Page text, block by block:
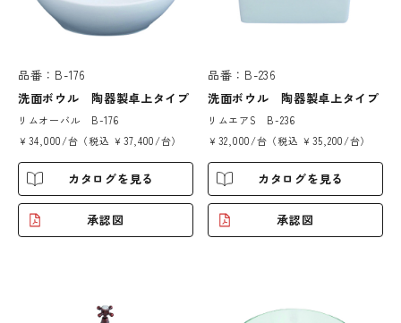
品番：B-176
洗面ボウル 陶器製卓上タイプ
リムオーバル B-176
￥34,000/台（税込 ￥37,400/台）
カタログを見る
承認図
品番：B-236
洗面ボウル 陶器製卓上タイプ
リムエアS B-236
￥32,000/台（税込 ￥35,200/台）
カタログを見る
承認図